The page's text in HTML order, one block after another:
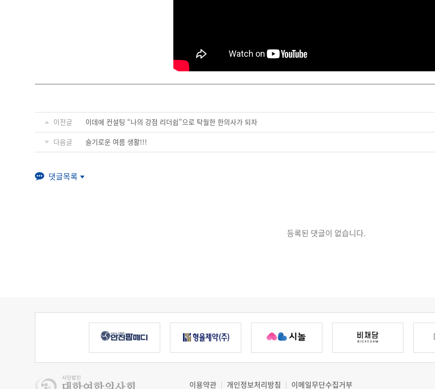
이전글 이데에 컨설팅 “나의 강점 리더쉽”으로 탁월한 한의사가 되자
다음글 슬기로운 여름 생활!!!
댓글목록
등록된 댓글이 없습니다.
이용약관 개인정보처리방침 이메일무단수집거부